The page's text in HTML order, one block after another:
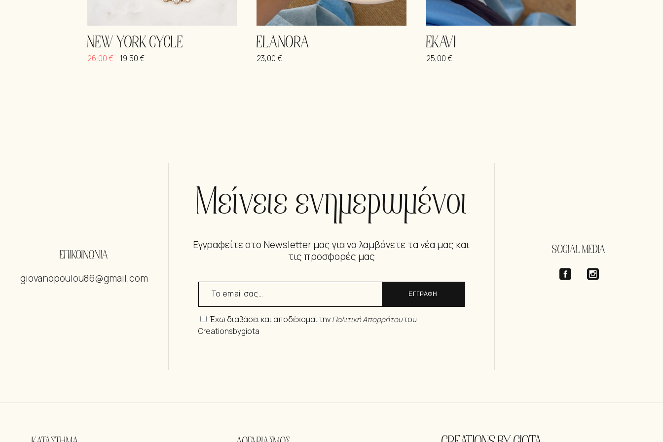
NEW YORK CYCLE
26,00€ 19,50€
ELANORA
23,00€
EKAVI
25,00€
ΕΠΙΚΟΙΝΩΝΙΑ
giovanopoulou86@gmail.com
Μείνετε ενημερωμένοι
Εγγραφείτε στο Newsletter μας για να λαμβάνετε τα νέα μας και
τις προσφορές μας
ΕΓΓΡΑΦΗ
Έχω διαβάσει και αποδέχομαι τηνΠολιτική Απορρήτουτου
Creationsbygiota
SOCIAL MEDIA